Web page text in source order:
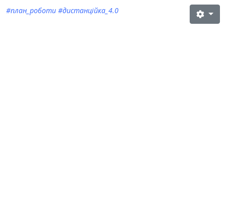
#план_роботи #дистанційка_4.0